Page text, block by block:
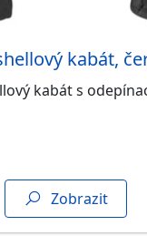
kabát,
kabát s
Zobrazit